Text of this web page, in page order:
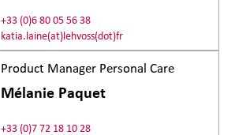
+33 (0)6 80 05 56 38
katia.laine(at)lehvoss(dot)fr
Product Manager Personal Care
Mélanie Paquet
+33 (0)7 72 18 10 28